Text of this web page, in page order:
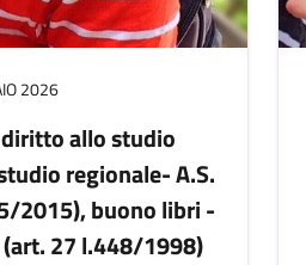
2026
allo studio
regionale- A.S.
2015), buono libri -
27 l.448/1998)